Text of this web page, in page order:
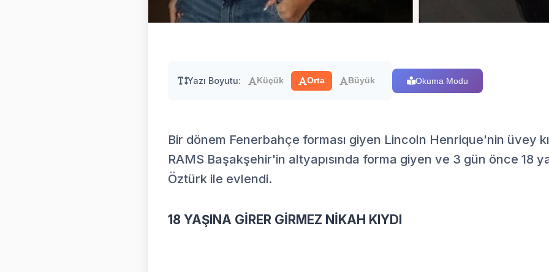
Yazı Boyutu: Küçük Orta Büyük Okuma Modu
Bir dönem Fenerbahçe forması giyen Lincoln Henrique'nin üvey
RAMS Başakşehir'in altyapısında forma giyen ve 3 gün önce 18
Öztürk ile evlendi.
18 YAŞINA GİRER GİRMEZ NİKAH KIYDI